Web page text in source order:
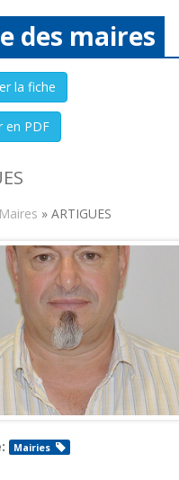
des maires
» ARTIGUES
Mairies